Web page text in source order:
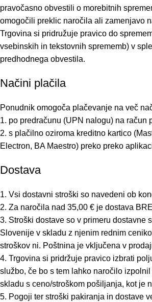
pravočasno obvestili o morebitnih
omogočili preklic naročila ali zamenjavo
Trgovina si pridružuje pravico do
vsebinskih in tekstovnih sprememb) v
predhodnega obvestila.
Načini plačila
Ponudnik omogoča plačevanje na več
1. po predračunu (UPN nalogu) na račun
2. s plačilno oziroma kreditno kartico
Electron, BA Maestro) preko preko
Dostava
1. Vsi dostavni stroški so navedeni ob
2. Za naročila nad 35,00 € je dostava
3. Stroški dostave so v primeru dostavne
Slovenije v skladu z njenim rednim
stroškov ni. Poštnina je vključena v
4. Trgovina si pridržuje pravico izbrati
službo, če bo s tem lahko naročilo
skladu s ceno/stroškom pošiljanja, kot je
5. Pogoji ter stroški pakiranja in dostave